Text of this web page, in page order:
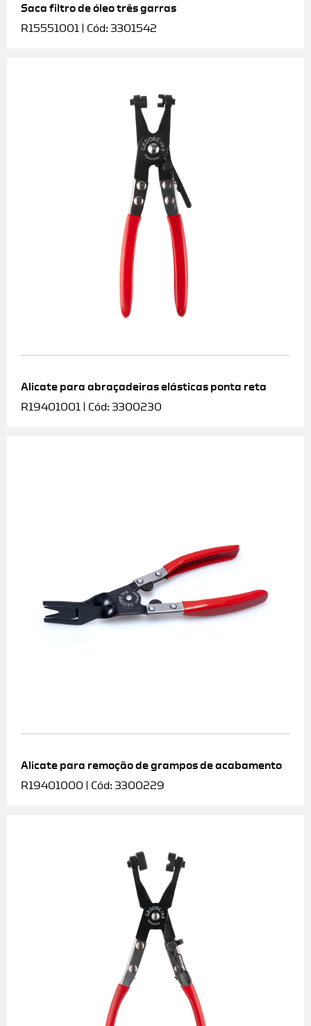
Saca filtro de óleo três garras
R15551001 | Cód: 3301542
Alicate para abraçadeiras elásticas ponta reta
R19401001 | Cód: 3300230
Alicate para remoção de grampos de acabamento
R19401000 | Cód: 3300229